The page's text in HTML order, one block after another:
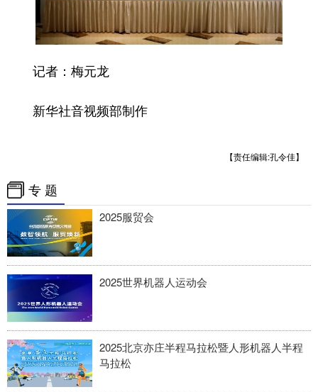
新疆 内蒙古 黑龙江
多语种频道
记者：梅元龙
新华社音视频部制作
【责任编辑:孔令佳】
专 题
2025服贸会
2025世界机器人运动会
2025北京亦庄半程马拉松暨人形机器人半程
马拉松